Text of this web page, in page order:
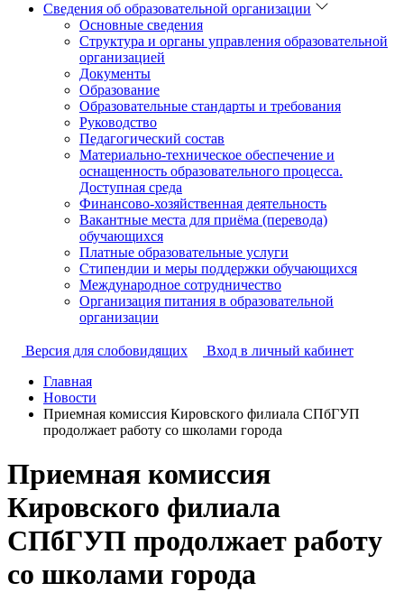
Сведения об образовательной организации
Основные сведения
Структура и органы управления образовательной
организацией
Документы
Образование
Образовательные стандарты и требования
Руководство
Педагогический состав
Материально-техническое обеспечение и
оснащенность образовательного процесса.
Доступная среда
Финансово-хозяйственная деятельность
Вакантные места для приёма (перевода)
обучающихся
Платные образовательные услуги
Стипендии и меры поддержки обучающихся
Международное сотрудничество
Организация питания в образовательной
организации
Версия для слобовидящих
Вход в личный кабинет
Главная
Новости
Приемная комиссия Кировского филиала СПбГУП
продолжает работу со школами города
Приемная комиссия
Кировского филиала
СПбГУП продолжает работу
со школами города